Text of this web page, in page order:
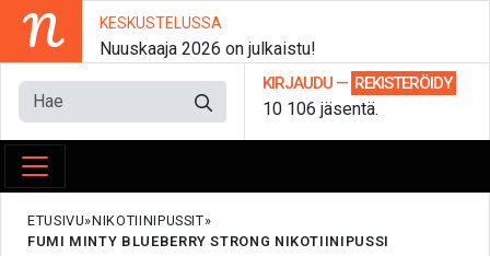
N KESKUSTELUSSA
Nuuskaaja 2026 on julkaistu!
KIRJAUDU — REKISTERÖIDY
10 106 jäsentä.
ETUSIVU NIKOTIINIPUSSIT
FUMI MINTY BLUEBERRY STRONG NIKOTIINIPUSSI